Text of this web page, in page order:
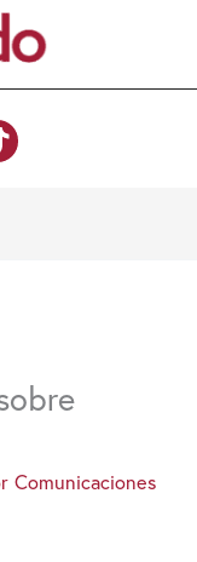
Comunicaciones